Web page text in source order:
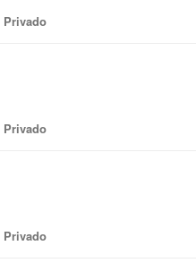
Privado
Privado
Privado